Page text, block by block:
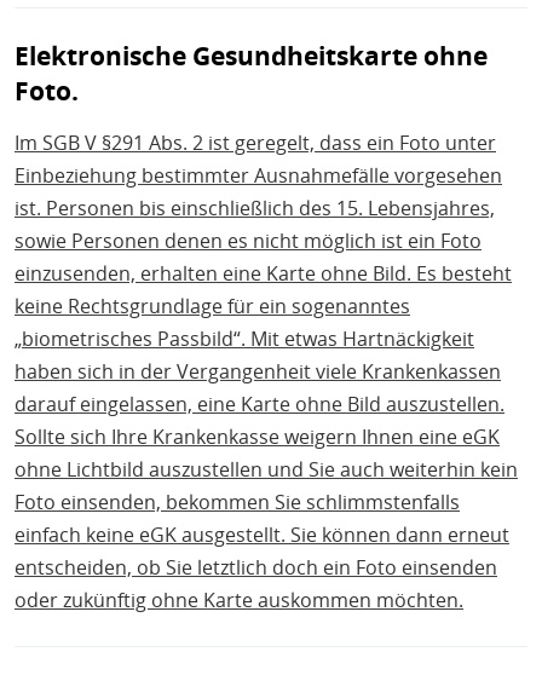
Elektronische Gesundheitskarte ohne
Foto.
Im SGB V §291 Abs. 2 ist geregelt, dass ein Foto unter
Einbeziehung bestimmter Ausnahmefälle vorgesehen
ist. Personen bis einschließlich des 15. Lebensjahres,
sowie Personen denen es nicht möglich ist ein Foto
einzusenden, erhalten eine Karte ohne Bild. Es besteht
keine Rechtsgrundlage für ein sogenanntes
„biometrisches Passbild“. Mit etwas Hartnäckigkeit
haben sich in der Vergangenheit viele Krankenkassen
darauf eingelassen, eine Karte ohne Bild auszustellen.
Sollte sich Ihre Krankenkasse weigern Ihnen eine eGK
ohne Lichtbild auszustellen und Sie auch weiterhin kein
Foto einsenden, bekommen Sie schlimmstenfalls
einfach keine eGK ausgestellt. Sie können dann erneut
entscheiden, ob Sie letztlich doch ein Foto einsenden
oder zukünftig ohne Karte auskommen möchten.